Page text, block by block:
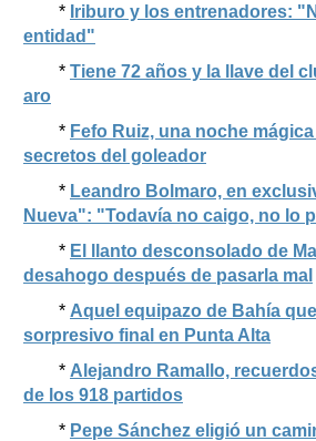
* Iriburo y los entrenadores:
entidad"
* Tiene 72 años y la llave del
aro
* Fefo Ruiz, una noche
secretos del goleador
* Leandro Bolmaro, en
Nueva": "Todavía no caigo, no lo
* El llanto desconsolado de
desahogo después de pasarla mal
* Aquel equipazo de Bahía
sorpresivo final en Punta Alta
* Alejandro Ramallo,
de los 918 partidos
* Pepe Sánchez eligió un